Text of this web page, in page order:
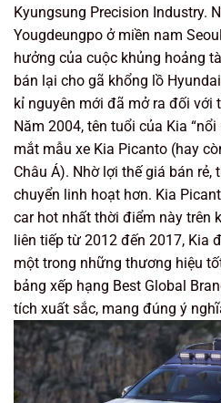
Kyungsung Precision Industry.
Yougdeungpo ở miền nam
hưởng của cuộc khủng hoảng
bán lại cho gã khổng lồ
kỉ nguyên mới đã mở ra đối với
Năm 2004, tên tuổi của Kia
mắt mẫu xe Kia Picanto (hay
Châu Á). Nhờ lợi thế giá bán rẻ,
chuyển linh hoạt hơn. Kia
car hot nhất thời điểm này trên
liên tiếp từ 2012 đến 2017, Kia
một trong những thương hiệu
bảng xếp hạng Best Global
tích xuất sắc, mang đúng ý